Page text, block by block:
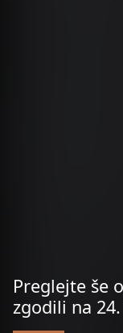
Preglejte še
zgodili na